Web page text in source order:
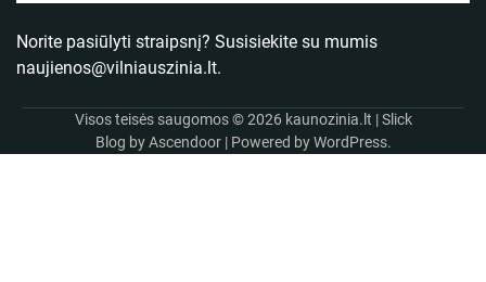
Norite pasiūlyti straipsnį? Susisiekite su mumis
naujienos@vilniauszinia.lt.
Visos teisės saugomos © 2026 kaunozinia.lt | Slick
Blog byAscendoor| Powered byWordPress.